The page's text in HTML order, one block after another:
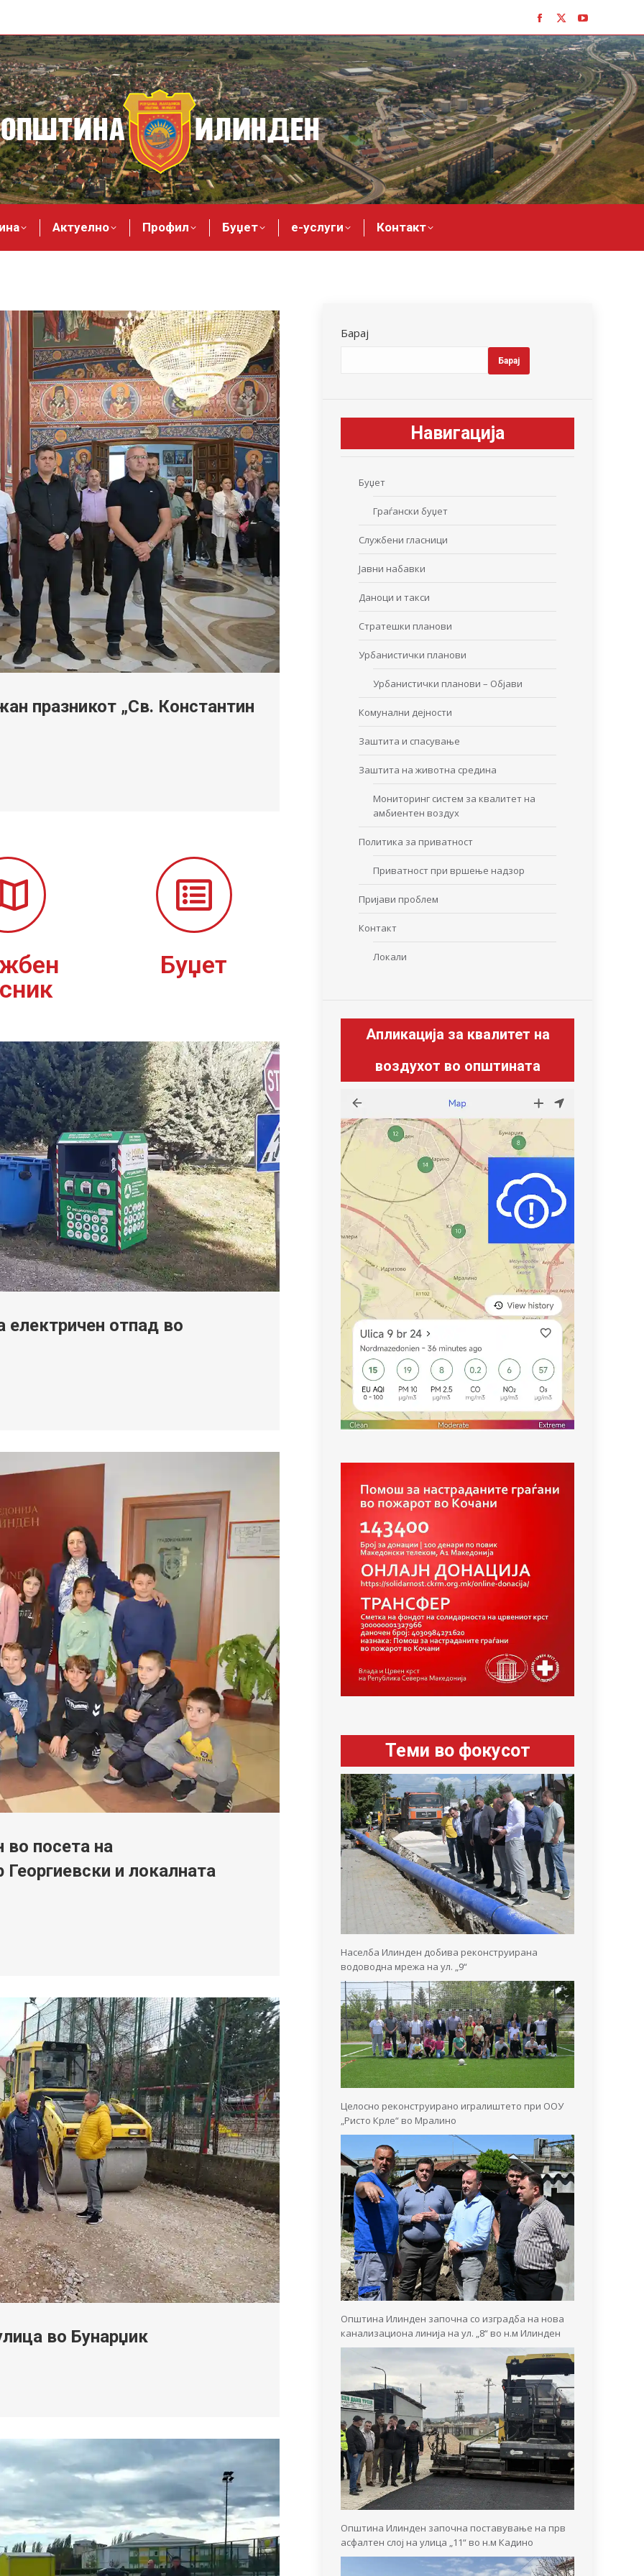
Актуелно Профил Буџет е-услуги Контакт
празникот „Св. Константин
Буџет
електричен отпад во
посета на
и локалната
во Бунарџик
Барај
Барај
Навигација
Буџет
Граѓански буџет
Службени гласници
Јавни набавки
Даноци и такси
Стратешки планови
Урбанистички планови
Урбанистички планови – Објави
Комунални дејности
Заштита и спасување
Заштита на животна средина
Мониторинг систем за квалитет на
амбиентен воздух
Политика за приватност
Приватност при вршење надзор
Пријави проблем
Контакт
Локали
Апликација за квалитет на
воздухот во општината
Теми во фокусот
Населба Илинден добива реконструирана
водоводна мрежа на ул. „9“
Целосно реконструирано игралиштето при ООУ
„Ристо Крле“ во Мралино
Општина Илинден започна со изградба на нова
канализациона линија на ул. „8“ во н.м Илинден
Општина Илинден започна поставување на прв
асфалтен слој на улица „11“ во н.м Кадино